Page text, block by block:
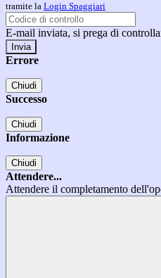
tramite la Login Spaggiari
E-mail inviata, si prega di
Errore
Chiudi
Successo
Chiudi
Informazione
Chiudi
Attendere...
Attendere il completamento